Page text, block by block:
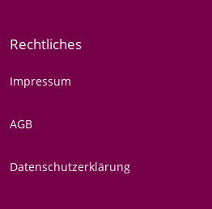
Rechtliches
Impressum
AGB
Datenschutzerklärung